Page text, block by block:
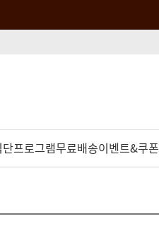
단프로그램무료배송이벤트&쿠폰